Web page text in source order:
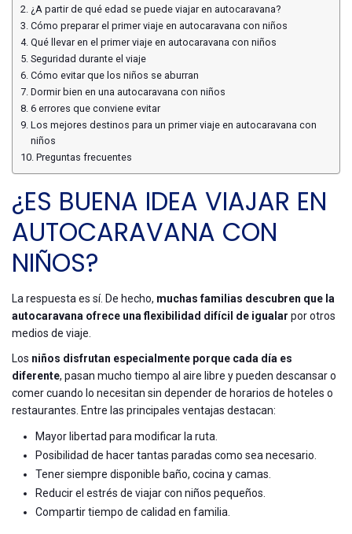
¿A partir de qué edad se puede viajar en autocaravana?
Cómo preparar el primer viaje en autocaravana con niños
Qué llevar en el primer viaje en autocaravana con niños
Seguridad durante el viaje
Cómo evitar que los niños se aburran
Dormir bien en una autocaravana con niños
6 errores que conviene evitar
Los mejores destinos para un primer viaje en autocaravana con
niños
Preguntas frecuentes
¿ES BUENA IDEA VIAJAR EN
AUTOCARAVANA CON
NIÑOS?
La respuesta es sí. De hecho, muchas familias descubren que la
autocaravana ofrece una flexibilidad difícil de igualar por otros
medios de viaje.
Los niños disfrutan especialmente porque cada día es
diferente, pasan mucho tiempo al aire libre y pueden descansar o
comer cuando lo necesitan sin depender de horarios de hoteles o
restaurantes. Entre las principales ventajas destacan:
Mayor libertad para modificar la ruta.
Posibilidad de hacer tantas paradas como sea necesario.
Tener siempre disponible baño, cocina y camas.
Reducir el estrés de viajar con niños pequeños.
Compartir tiempo de calidad en familia.